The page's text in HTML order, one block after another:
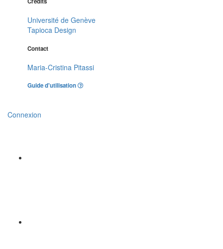
Université de Genève
Tapioca Design
Contact
Maria-Cristina Pitassi
Guide d'utilisation
Connexion